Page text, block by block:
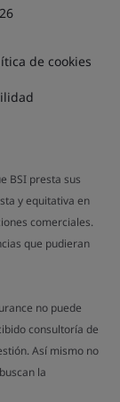
de cookies
BSI presta sus
y equitativa en
comerciales.
que pudieran
no puede
consultoría de
Así mismo no
la